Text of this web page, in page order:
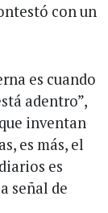
con un
es cuando
adentro”,
inventan
es más, el
es
señal de